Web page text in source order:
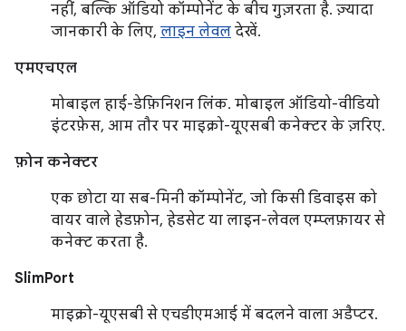
नहीं, बल्कि ऑडियो कॉम्पोनेंट के बीच गुज़रता है. ज़्यादा
जानकारी के लिए, लाइन लेवल देखें.
एमएचएल
मोबाइल हाई-डेफ़िनिशन लिंक. मोबाइल ऑडियो-वीडियो
इंटरफ़ेस, आम तौर पर माइक्रो-यूएसबी कनेक्टर के ज़रिए.
फ़ोन कनेक्टर
एक छोटा या सब-मिनी कॉम्पोनेंट, जो किसी डिवाइस को
वायर वाले हेडफ़ोन, हेडसेट या लाइन-लेवल एम्प्लफ़ायर से
कनेक्ट करता है.
SlimPort
माइक्रो-यूएसबी से एचडीएमआई में बदलने वाला अडैप्टर.